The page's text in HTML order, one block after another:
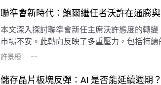
聯準會新時代：鮑爾繼任者沃許在通膨
本文深入探討聯準會新任主席沃許態度的轉
市場不安。此轉向反映了多重壓力，包括持
素限制了聯準會實施降息或激進縮減資產負
許景桓 --
儲存晶片板塊反彈：AI 是否能延續週期？